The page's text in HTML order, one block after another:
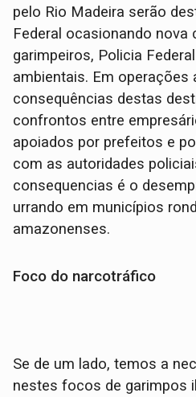
pelo Rio Madeira serão
Federal ocasionando nova
garimpeiros, Policia
ambientais. Em operações
consequências destas
confrontos entre
apoiados por prefeitos e
com as autoridades
consequencias é o
urrando em municípios
amazonenses.
Foco do narcotráfico
Se de um lado, temos a
nestes focos de garimpos